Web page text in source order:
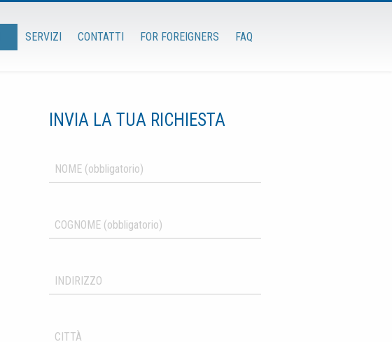
SERVIZI CONTATTI FOR FOREIGNERS FAQ
INVIA LA TUA RICHIESTA